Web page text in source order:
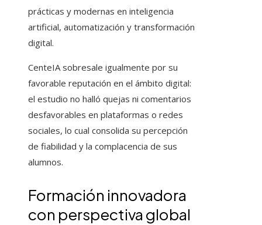
prácticas y modernas en inteligencia
artificial, automatización y transformación
digital.
CenteIA sobresale igualmente por su
favorable reputación en el ámbito digital:
el estudio no halló quejas ni comentarios
desfavorables en plataformas o redes
sociales, lo cual consolida su percepción
de fiabilidad y la complacencia de sus
alumnos.
Formación innovadora
con perspectiva global